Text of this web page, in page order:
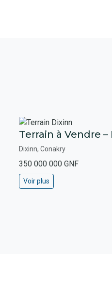
Terrain à Vendre –
Dixinn, Conakry
350 000 000 GNF
Voir plus